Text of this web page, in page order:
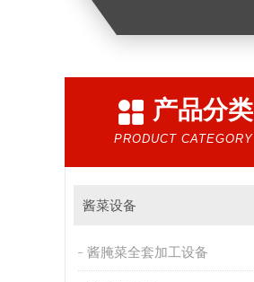
产品分类
PRODUCT CATEGORY
酱菜设备
酱腌菜全套加工设备